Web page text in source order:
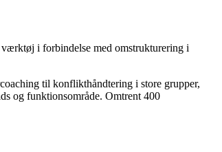
i forbindelse med omstrukturering i
til konflikthåndtering i store grupper,
og funktionsområde. Omtrent 400